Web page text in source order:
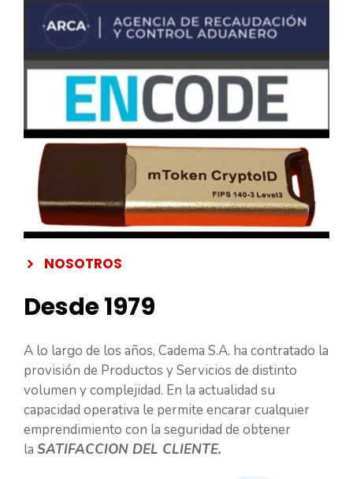
NOSOTROS
Desde 1979
A lo largo de los años, Cadema S.A. ha contratado la
provisión de Productos y Servicios de distinto
volumen y complejidad. En la actualidad su
capacidad operativa le permite encarar cualquier
emprendimiento con la seguridad de obtener
la SATIFACCION DEL CLIENTE.